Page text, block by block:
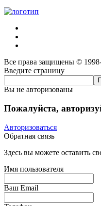
Все права защищены ©
Введите страницу
Вы не авторизованы
Пожалуйста,
Авторизоваться
Обратная связь
Здесь вы можете оставить
Имя пользователя
Ваш Email